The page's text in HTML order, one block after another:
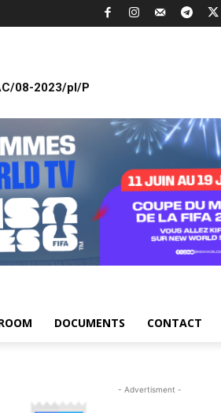
08-2023/pl/P
DOCUMENTS CONTACT
- Advertisment -